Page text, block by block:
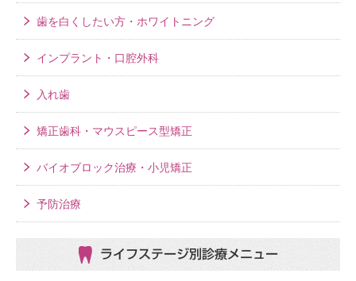
歯を白くしたい方・ホワイトニング
インプラント・口腔外科
入れ歯
矯正歯科・マウスピース型矯正
バイオブロック治療・小児矯正
予防治療
ライフステージ別 診療メニュー